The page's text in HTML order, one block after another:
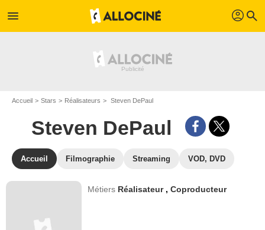
menu profil search
Accueil Stars Réalisateurs Steven DePaul
Steven DePaul
Accueil Filmographie Streaming VOD, DVD
Métiers Réalisateur ,Coproducteur